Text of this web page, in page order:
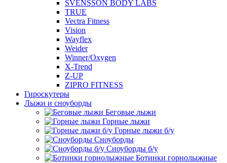
SVENSSON BODY LABS
TRUE
Vectra Fitness
Vision
Wayflex
Weider
Winner/Oxygen
X-Trend
Z-UP
ZIPRO FITNESS
Гироскутеры
Лыжи и сноуборды
Беговые лыжи
Горные лыжи
Горные лыжи б/у
Сноуборды
Сноуборды б/у
Ботинки горнолыжные